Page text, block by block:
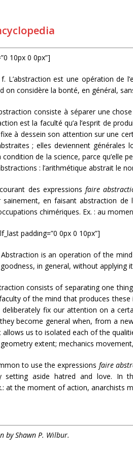
10px 0 0px”]
f. L’abstraction est une opération de
on considère la bonté, en général,
consiste à séparer une
est la faculté qu’a l’esprit de
fixe à dessein son attention sur une
; elles deviennent générales
condition de la science, parce qu’elle
: l’arithmétique abstrait le
des expressions faire
sainement, en faisant abstraction
chimériques. Ex. : au
padding=”0 0px 0 10px”]
is an operation of the
in general, without applying
consists of separating one
of the mind that produces these
deliberately fix our attention on a
become general when, from a
allows us to isolated each of the
extent; mechanics
to use the expressions faire
setting aside hatred and love. In
at the moment of action, anarchists
by Shawn P. Wilbur.